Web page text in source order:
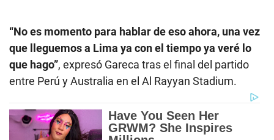
“No es momento para hablar de eso ahora, una vez
que lleguemos a Lima ya con el tiempo ya veré lo
que hago”, expresó Gareca tras el final del partido
entre Perú y Australia en el Al Rayyan Stadium.